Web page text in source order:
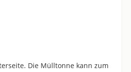
Die Mülltonne kann zum